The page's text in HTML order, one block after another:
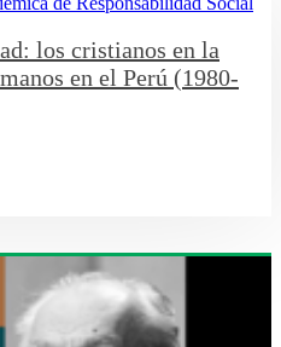
los cristianos en la
en el Perú (1980-